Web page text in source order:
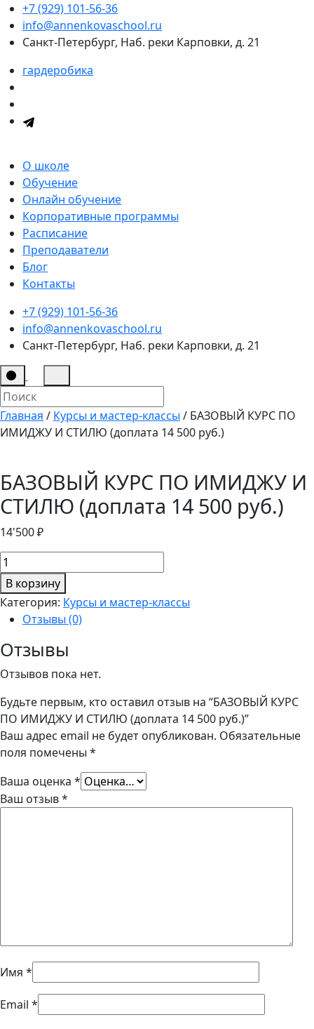
+7 (929) 101-56-36
info@annenkovaschool.ru
Санкт-Петербург, Наб. реки Карповки, д. 21
гардеробика
О школе
Обучение
Онлайн обучение
Корпоративные программы
Расписание
Преподаватели
Блог
Контакты
+7 (929) 101-56-36
info@annenkovaschool.ru
Санкт-Петербург, Наб. реки Карповки, д. 21
Главная / Курсы и мастер-классы / БАЗОВЫЙ КУРС ПО
ИМИДЖУ И СТИЛЮ (доплата 14 500 руб.)
БАЗОВЫЙ КУРС ПО ИМИДЖУ И
СТИЛЮ (доплата 14 500 руб.)
14'500₽
Количество
товара
БАЗОВЫЙ
КУРС
ПО
ИМИДЖУ
И
СТИЛЮ
(доплата
14
500
руб.)
В корзину
Категория: Курсы и мастер-классы
Отзывы (0)
Отзывы
Отзывов пока нет.
Будьте первым, кто оставил отзыв на “БАЗОВЫЙ КУРС
ПО ИМИДЖУ И СТИЛЮ (доплата 14 500 руб.)”
Ваш адрес email не будет опубликован. Обязательные
поля помечены *
Ваша оценка *
Ваш отзыв*
Имя *
Email *